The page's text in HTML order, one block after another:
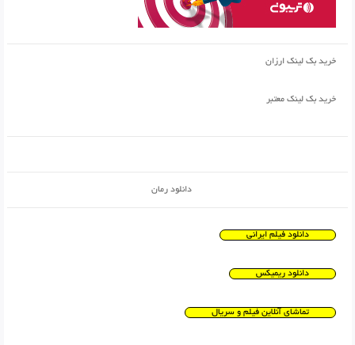
خرید بک لینک ارزان
خرید بک لینک معتبر
دانلود رمان
دانلود فیلم ایرانی
دانلود ریمیکس
تماشای آنلاین فیلم و سریال